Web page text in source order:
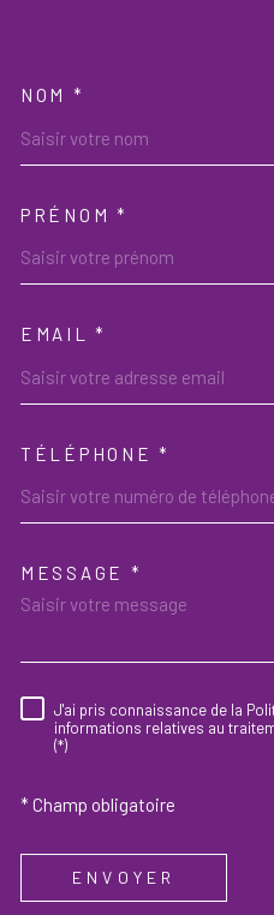
NOM *
PRÉNOM *
EMAIL *
TÉLÉPHONE *
MESSAGE *
J'ai pris connaissance de la
informations relatives au
(*)
* Champ obligatoire
ENVOYER